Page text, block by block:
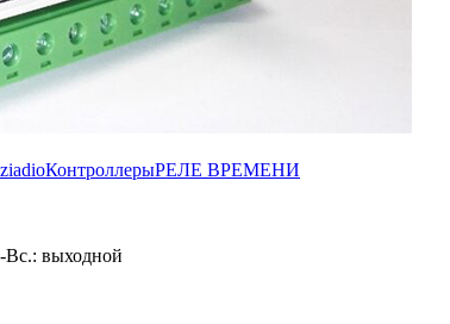
КонтроллерыРЕЛЕ ВРЕМЕНИ
Вс.: выходной